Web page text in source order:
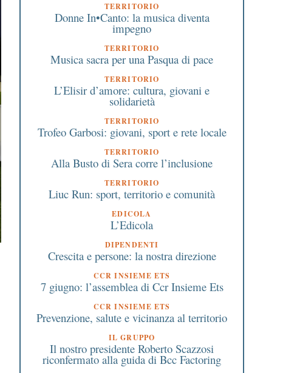
TERRITORIO
Donne In•Canto: la musica diventa
impegno
TERRITORIO
Musica sacra per una Pasqua di pace
TERRITORIO
L’Elisir d’amore: cultura, giovani e
solidarietà
TERRITORIO
Trofeo Garbosi: giovani, sport e rete locale
TERRITORIO
Alla Busto di Sera corre l’inclusione
TERRITORIO
Liuc Run: sport, territorio e comunità
EDICOLA
L’Edicola
DIPENDENTI
Crescita e persone: la nostra direzione
CCR INSIEME ETS
7 giugno: l’assemblea di Ccr Insieme Ets
CCR INSIEME ETS
Prevenzione, salute e vicinanza al territorio
IL GRUPPO
Il nostro presidente Roberto Scazzosi
riconfermato alla guida di Bcc Factoring